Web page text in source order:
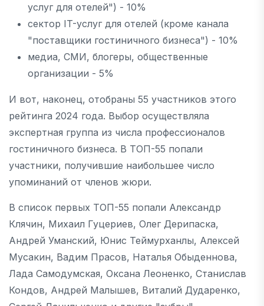
услуг для отелей") - 10%
сектор IT-услуг для отелей (кроме канала
"поставщики гостиничного бизнеса") - 10%
медиа, СМИ, блогеры, общественные
организации - 5%
И вот, наконец, отобраны 55 участников этого
рейтинга 2024 года. Выбор осуществляла
экспертная группа из числа профессионалов
гостиничного бизнеса. В ТОП-55 попали
участники, получившие наибольшее число
упоминаний от членов жюри.
В список первых ТОП-55 попали Александр
Клячин, Михаил Гуцериев, Олег Дерипаска,
Андрей Уманский, Юнис Теймурханлы, Алексей
Мусакин, Вадим Прасов, Наталья Обыденнова,
Лада Самодумская, Оксана Леоненко, Станислав
Кондов, Андрей Малышев, Виталий Дударенко,